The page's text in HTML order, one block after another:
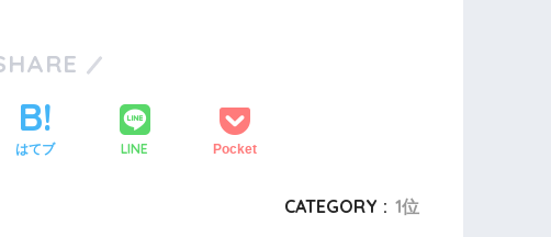
はてブ LINE Pocket
CATEGORY : 1位